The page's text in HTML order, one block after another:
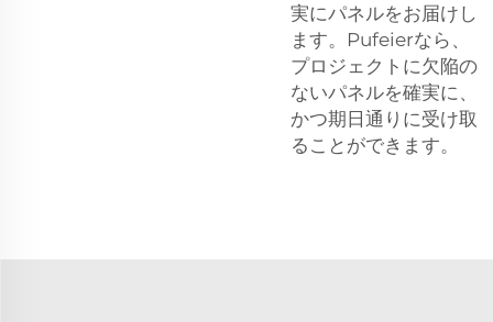
実にパネルをお届けし
ます。Pufeierなら、
プロジェクトに欠陥の
ないパネルを確実に、
かつ期日通りに受け取
ることができます。